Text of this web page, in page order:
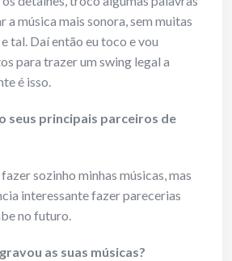
a música mais sonora, sem muitas
tal. Daí então eu toco e vou
para trazer um swing legal a
é isso.
seus principais parceiros de
sozinho minhas músicas, mas
interessante fazer parecerias
no futuro.
as suas músicas?